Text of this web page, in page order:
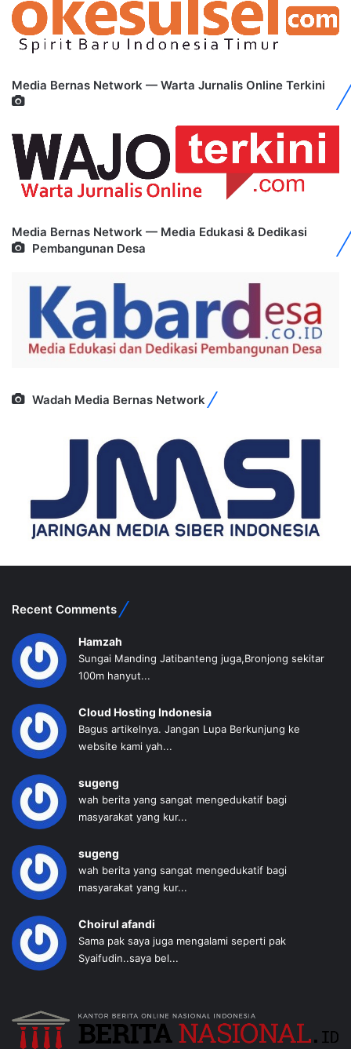
Media Bernas Network — Warta Jurnalis Online Terkini
Media Bernas Network — Media Edukasi & Dedikasi
Pembangunan Desa
Wadah Media Bernas Network
Recent Comments
Hamzah
Sungai Manding Jatibanteng juga,Bronjong sekitar
100m hanyut...
Cloud Hosting Indonesia
Bagus artikelnya. Jangan Lupa Berkunjung ke
website kami yah...
sugeng
wah berita yang sangat mengedukatif bagi
masyarakat yang kur...
sugeng
wah berita yang sangat mengedukatif bagi
masyarakat yang kur...
Choirul afandi
Sama pak saya juga mengalami seperti pak
Syaifudin..saya bel...